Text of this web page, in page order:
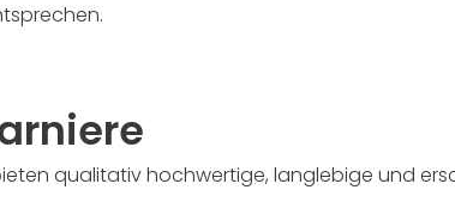
qualitativ hochwertige, langlebige und